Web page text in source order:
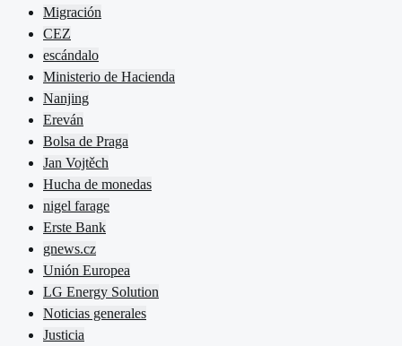
Migración
CEZ
escándalo
Ministerio de Hacienda
Nanjing
Ereván
Bolsa de Praga
Jan Vojtěch
Hucha de monedas
nigel farage
Erste Bank
gnews.cz
Unión Europea
LG Energy Solution
Noticias generales
Justicia